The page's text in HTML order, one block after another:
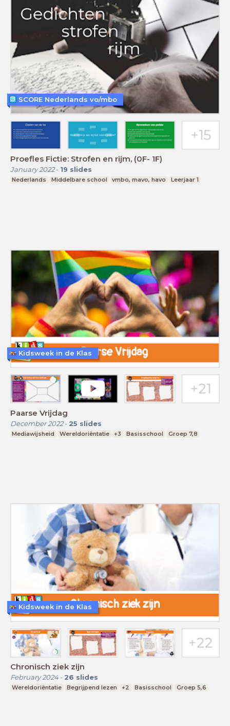
Proefles Fictie: Strofen en rijm, (0F- 1F)
January 2022- 19 slides
Nederlands Middelbare school vmbo, mavo, havo Leerjaar 1
SCORE Nederlands vo/mbo
Paarse Vrijdag
December 2022- 25 slides
Mediawijsheid Wereldoriëntatie +3 Basisschool Groep 7,8
Kidsweek in de Klas
Chronisch ziek zijn
February 2024- 26 slides
Wereldoriëntatie Begrijpend lezen +2 Basisschool Groep 5,6
Kidsweek in de Klas